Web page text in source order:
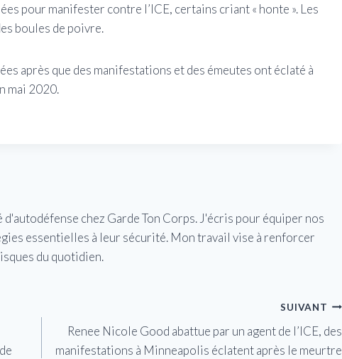
pour manifester contre l’ICE, certains criant « honte ». Les
boules de poivre.
après que des manifestations et des émeutes ont éclaté à
mai 2020.
chez Garde Ton Corps. J'écris pour équiper nos
essentielles à leur sécurité. Mon travail vise à renforcer
du quotidien.
SUIVANT
Renee Nicole Good abattue par un agent de l’ICE, des
manifestations à Minneapolis éclatent après le meurtre